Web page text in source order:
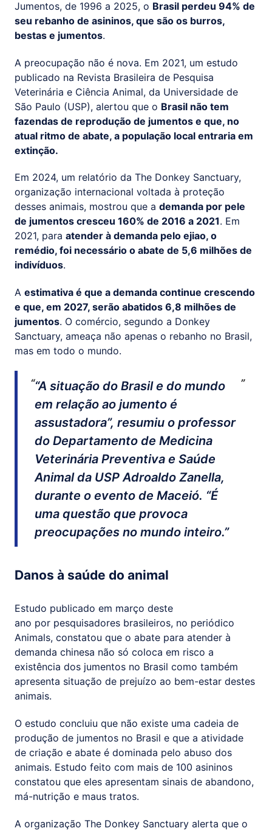
Jumentos, de 1996 a 2025, o Brasil perdeu 94% de
seu rebanho de asininos, que são os burros,
bestas e jumentos.
A preocupação não é nova. Em 2021, um estudo
publicado na Revista Brasileira de Pesquisa
Veterinária e Ciência Animal, da Universidade de
São Paulo (USP), alertou que o Brasil não tem
fazendas de reprodução de jumentos e que, no
atual ritmo de abate, a população local entraria em
extinção.
Em 2024, um relatório da The Donkey Sanctuary,
organização internacional voltada à proteção
desses animais, mostrou que a demanda por pele
de jumentos cresceu 160% de 2016 a 2021. Em
2021, para atender à demanda pelo ejiao, o
remédio, foi necessário o abate de 5,6 milhões de
indivíduos.
A estimativa é que a demanda continue crescendo
e que, em 2027, serão abatidos 6,8 milhões de
jumentos. O comércio, segundo a Donkey
Sanctuary, ameaça não apenas o rebanho no Brasil,
mas em todo o mundo.
“A situação do Brasil e do mundo
em relação ao jumento é
assustadora”, resumiu o professor
do Departamento de Medicina
Veterinária Preventiva e Saúde
Animal da USP Adroaldo Zanella,
durante o evento de Maceió. “É
uma questão que provoca
preocupações no mundo inteiro.”
Danos à saúde do animal
Estudo publicado em março deste
ano por pesquisadores brasileiros, no periódico
Animals, constatou que o abate para atender à
demanda chinesa não só coloca em risco a
existência dos jumentos no Brasil como também
apresenta situação de prejuízo ao bem-estar destes
animais.
O estudo concluiu que não existe uma cadeia de
produção de jumentos no Brasil e que a atividade
de criação e abate é dominada pelo abuso dos
animais. Estudo feito com mais de 100 asininos
constatou que eles apresentam sinais de abandono,
má-nutrição e maus tratos.
A organização The Donkey Sanctuary alerta que o